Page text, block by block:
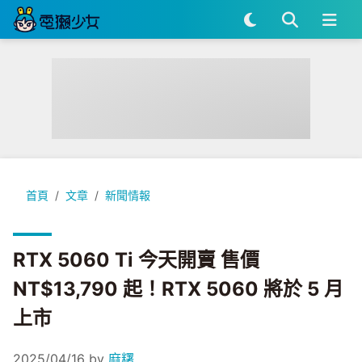
首頁 文章 新聞情報
RTX 5060 Ti 今天開賣 售價 NT$13,790 起！RTX 5060 將於
RTX 5060 Ti 今天開賣 售價
NT$13,790 起！RTX 5060 將於 5 月
上市
2025/04/16 by 麻糬